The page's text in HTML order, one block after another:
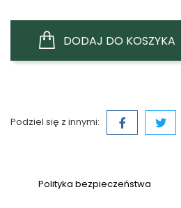
DODAJ DO KOSZYKA
Podziel się z innymi:
Polityka bezpieczeństwa